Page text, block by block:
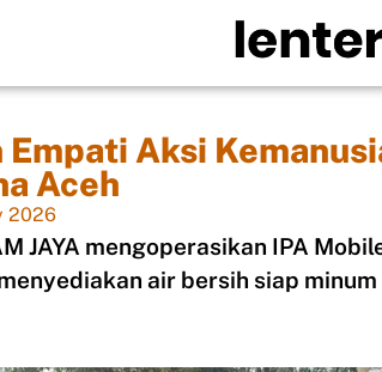
Aksi
Aceh
2026
JAYA mengoperasikan IPA
air bersih siap